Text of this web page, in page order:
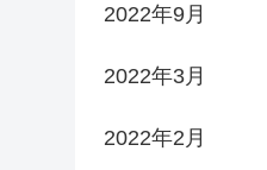
2022年9月
2022年3月
2022年2月